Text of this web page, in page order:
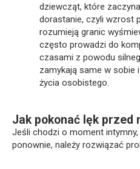
dziewcząt, które
dorastanie, czyli wzrost
rozumieją granic
często prowadzi do
czasami z powodu
zamykają same w sobie
życia osobistego.
Jak pokonać lęk przed
Jeśli chodzi o moment
ponownie, należy rozwiązać